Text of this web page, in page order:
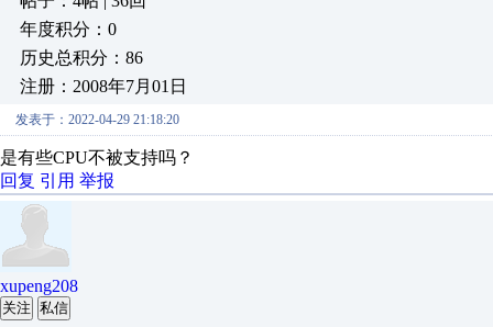
年度积分：0
历史总积分：86
注册：2008年7月01日
发表于：2022-04-29 21:18:20
是有些CPU不被支持吗？
回复 引用 举报
xupeng208
关注 私信